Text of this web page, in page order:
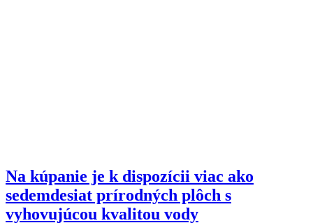
Na kúpanie je k dispozícii viac ako
sedemdesiat prírodných plôch s
vyhovujúcou kvalitou vody